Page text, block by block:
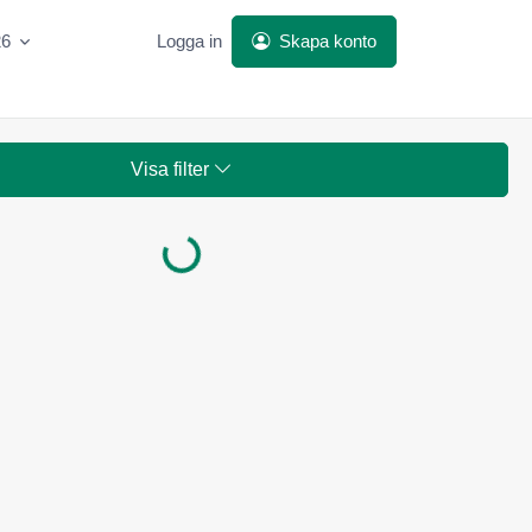
Logga in Skapa konto
Visa filter
Laddar...